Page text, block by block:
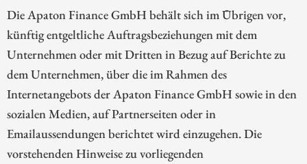
Die Apaton Finance GmbH behält sich im Übrigen vor,
künftig entgeltliche Auftragsbeziehungen mit dem
Unternehmen oder mit Dritten in Bezug auf Berichte zu
dem Unternehmen, über die im Rahmen des
Internetangebots der Apaton Finance GmbH sowie in den
sozialen Medien, auf Partnerseiten oder in
Emailaussendungen berichtet wird einzugehen. Die
vorstehenden Hinweise zu vorliegenden